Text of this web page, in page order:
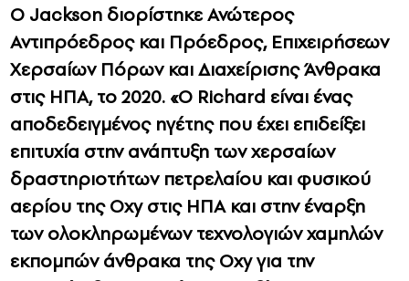
Ο Jackson διορίστηκε Ανώτερος
Αντιπρόεδρος και Πρόεδρος, Επιχειρήσεων
Χερσαίων Πόρων και Διαχείρισης Άνθρακα
στις ΗΠΑ, το 2020. «Ο Richard είναι ένας
αποδεδειγμένος ηγέτης που έχει επιδείξει
επιτυχία στην ανάπτυξη των χερσαίων
δραστηριοτήτων πετρελαίου και φυσικού
αερίου της Oxy στις ΗΠΑ και στην έναρξη
των ολοκληρωμένων τεχνολογιών χαμηλών
εκπομπών άνθρακα της Oxy για την